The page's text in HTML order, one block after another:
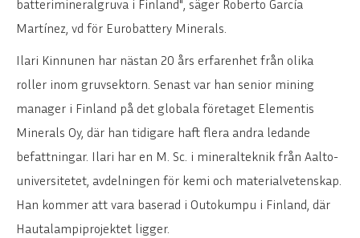
batterimineralgruva i Finland", säger Roberto García
Martínez, vd för Eurobattery Minerals.
Ilari Kinnunen har nästan 20 års erfarenhet från olika
roller inom gruvsektorn. Senast var han senior mining
manager i Finland på det globala företaget Elementis
Minerals Oy, där han tidigare haft flera andra ledande
befattningar. Ilari har en M. Sc. i mineralteknik från Aalto-
universitetet, avdelningen för kemi och materialvetenskap.
Han kommer att vara baserad i Outokumpu i Finland, där
Hautalampiprojektet ligger.